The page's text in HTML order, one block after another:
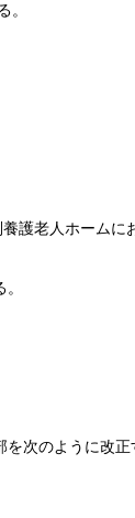
。
護老人ホーム
を次のように改正